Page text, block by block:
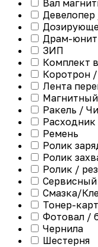
Вал
Девелопер
Драм-юнит
ЗИП
Комплект
Коротрон
Лента
Ракель /
Расходник
Ремень
Ролик
Ролик
Ролик /
Смазка/
Тонер-
Фотовал /
Чернила
Шестерня